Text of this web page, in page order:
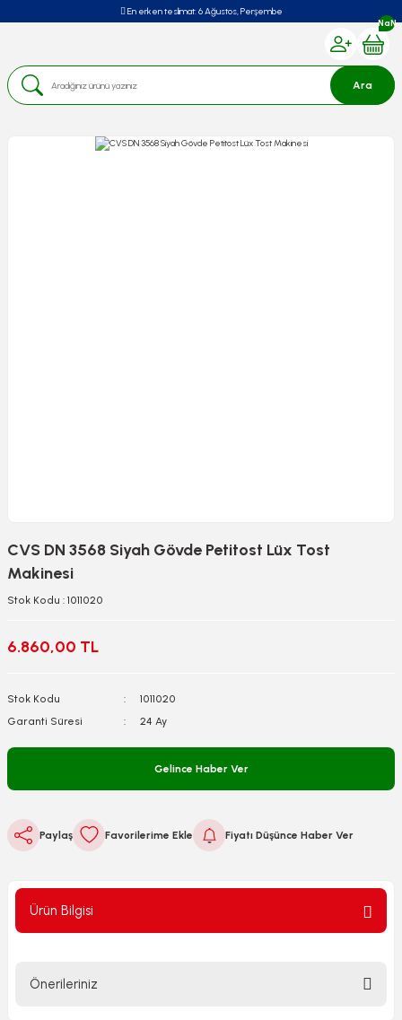
En erken teslimat: 6 Ağustos, Perşembe
Ara
NaN
CVS DN 3568 Siyah Gövde Petitost Lüx Tost
Makinesi
Stok Kodu : 1011020
6.860,00 TL
Stok Kodu
1011020
Garanti Süresi
24 Ay
Gelince Haber Ver
Paylaş Fiyatı Düşünce Haber Ver
Ürün Bilgisi
Önerileriniz